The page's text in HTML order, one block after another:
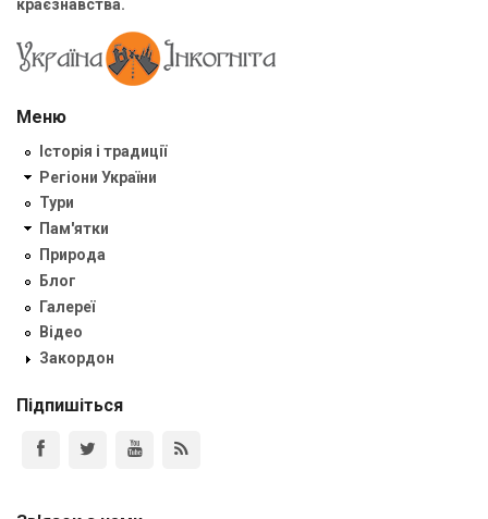
краєзнавства.
Меню
Історія і традиції
Регіони України
Тури
Пам'ятки
Природа
Блог
Галереї
Відео
Закордон
Підпишіться